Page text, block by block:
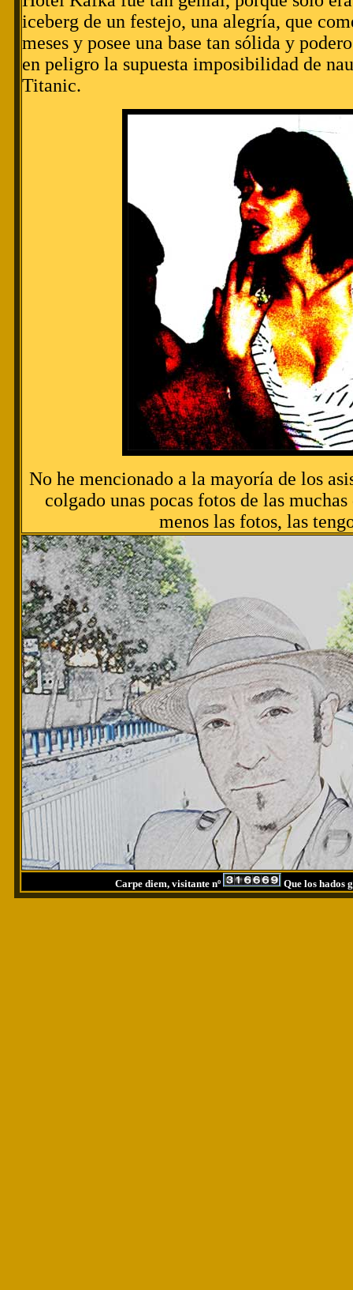
iceberg de un festejo, una alegría, que
meses y posee una base tan sólida y
en peligro la supuesta imposibilidad de
Titanic.
No he mencionado a la mayoría de los
colgado unas pocas fotos de las
menos las fotos, las
Carpe diem, visitante nº Que los hados